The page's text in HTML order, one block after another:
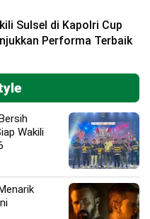
Sulsel di Kapolri Cup
Performa Terbaik
Wakili